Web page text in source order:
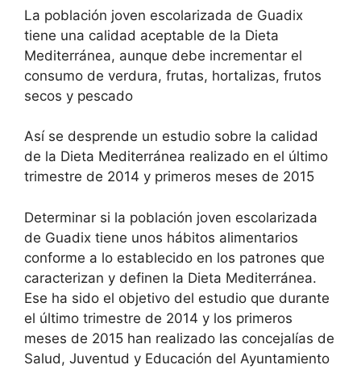
La población joven escolarizada de Guadix
tiene una calidad aceptable de la Dieta
Mediterránea, aunque debe incrementar el
consumo de verdura, frutas, hortalizas, frutos
secos y pescado
Así se desprende un estudio sobre la calidad
de la Dieta Mediterránea realizado en el último
trimestre de 2014 y primeros meses de 2015
Determinar si la población joven escolarizada
de Guadix tiene unos hábitos alimentarios
conforme a lo establecido en los patrones que
caracterizan y definen la Dieta Mediterránea.
Ese ha sido el objetivo del estudio que durante
el último trimestre de 2014 y los primeros
meses de 2015 han realizado las concejalías de
Salud, Juventud y Educación del Ayuntamiento